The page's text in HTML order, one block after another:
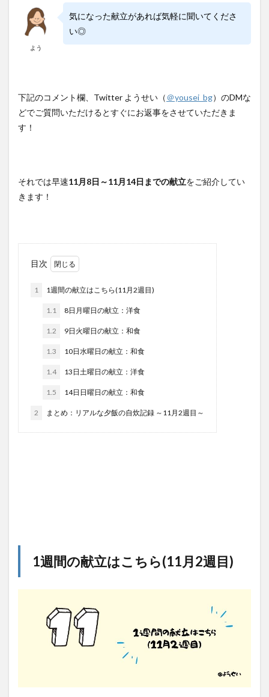
よう
気になった献立があれば気軽に聞いてくださ
い◎
下記のコメント欄、Twitter ようせい（ ＠yousei_bg）のDMな
どでご質問いただけるとすぐにお返事をさせていただきま
す！
それでは早速11月8日～11月14日までの献立をご紹介してい
きます！
目次
1 1週間の献立はこちら(11月2週目)
1.1 8日月曜日の献立：洋食
1.2 9日火曜日の献立：和食
1.3 10日水曜日の献立：和食
1.4 13日土曜日の献立：洋食
1.5 14日日曜日の献立：和食
2 まとめ：リアルな夕飯の自炊記録 ～11月2週目～
1週間の献立はこちら(11月2週目)